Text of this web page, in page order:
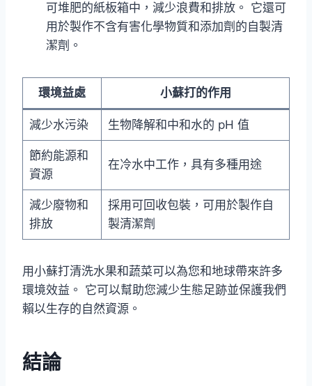
可堆肥的紙板箱中，減少浪費和排放。 它還可
用於製作不含有害化學物質和添加劑的自製清
潔劑。
環境益處 小蘇打的作用
減少水污染 生物降解和中和水的 pH 值
節約能源和
資源
在冷水中工作，具有多種用途
減少廢物和
排放
採用可回收包裝，可用於製作自
製清潔劑
用小蘇打清洗水果和蔬菜可以為您和地球帶來許多
環境效益。 它可以幫助您減少生態足跡並保護我們
賴以生存的自然資源。
結論